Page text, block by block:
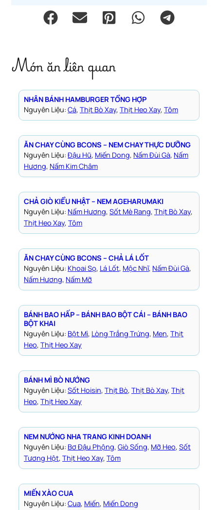
Món ăn liên quan
NHÂN BÁNH HAMBURGER TỔNG HỢP
Nguyên Liệu: Cá, Thịt Bò Xay, Thịt Heo Xay, Tôm
ĂN CHAY CÙNG BCONS – NEM CHAY THỰC DƯỠNG
Nguyên Liệu: Đậu Hũ, Miến Dong, Nấm Đùi Gà, Nấm
Hương, Nấm Kim Châm
CHẢ GIÒ KIỂU NHẬT – NEM AGEHARUMAKI
Nguyên Liệu: Nấm Hương, Sốt Mè Rang, Thịt Bò Xay
Thịt Heo Xay, Tôm
ĂN CHAY CÙNG BCONS – CHẢ LÁ LỐT
Nguyên Liệu: Khoai Sọ, Lá Lốt, Mộc Nhĩ, Nấm Đùi Gà
Nấm Hương, Nấm Mỡ
BÁNH BAO HẤP – BÁNH BAO BỘT CÁI – BÁNH BAO
BỘT KHAI
Nguyên Liệu: Bột Mì, Lòng Trắng Trứng, Men, Thịt
Heo, Thịt Heo Xay
BÁNH MÌ BÒ NƯỚNG
Nguyên Liệu: Sốt Hoisin, Thịt Bò, Thịt Bò Xay, Thịt
Heo, Thịt Heo Xay
NEM NƯỚNG NHA TRANG KINH DOANH
Nguyên Liệu: Bơ Đậu Phộng, Giò Sống, Mỡ Heo, Sốt
Tương Hột, Thịt Heo Xay, Tôm
MIẾN XÀO CUA
Nguyên Liệu: Cua, Miến, Miến Dong